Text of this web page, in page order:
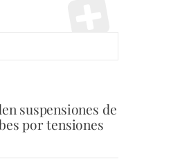
suspensiones de
por tensiones